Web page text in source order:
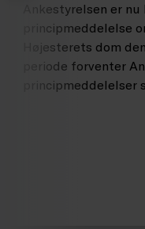
Ankestyrelsen er
principmeddelelse
Højesterets dom
periode forventer
principmeddelelser